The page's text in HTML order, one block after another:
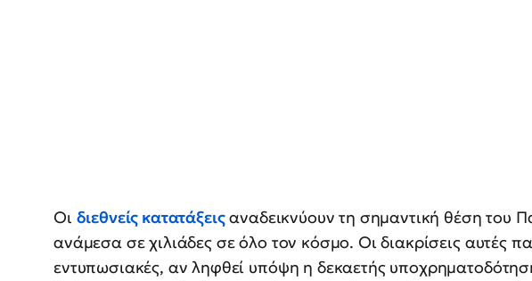
Οι διεθνείς κατατάξειςαναδεικνύουν τη σημαντική θέση του
ανάμεσα σε χιλιάδες σε όλο τον κόσμο. Οι διακρίσεις αυτές
εντυπωσιακές, αν ληφθεί υπόψη η δεκαετής